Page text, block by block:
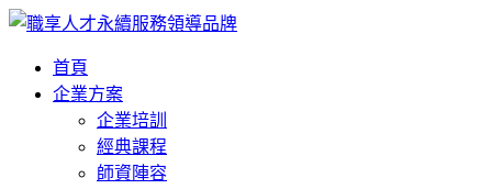
首頁
企業方案
企業培訓
經典課程
師資陣容